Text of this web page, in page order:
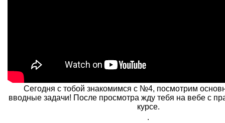
Сегодня с тобой знакомимся с №4, посмотрим
вводные задачи! После просмотра жду тебя на вебе с
курсе.
.